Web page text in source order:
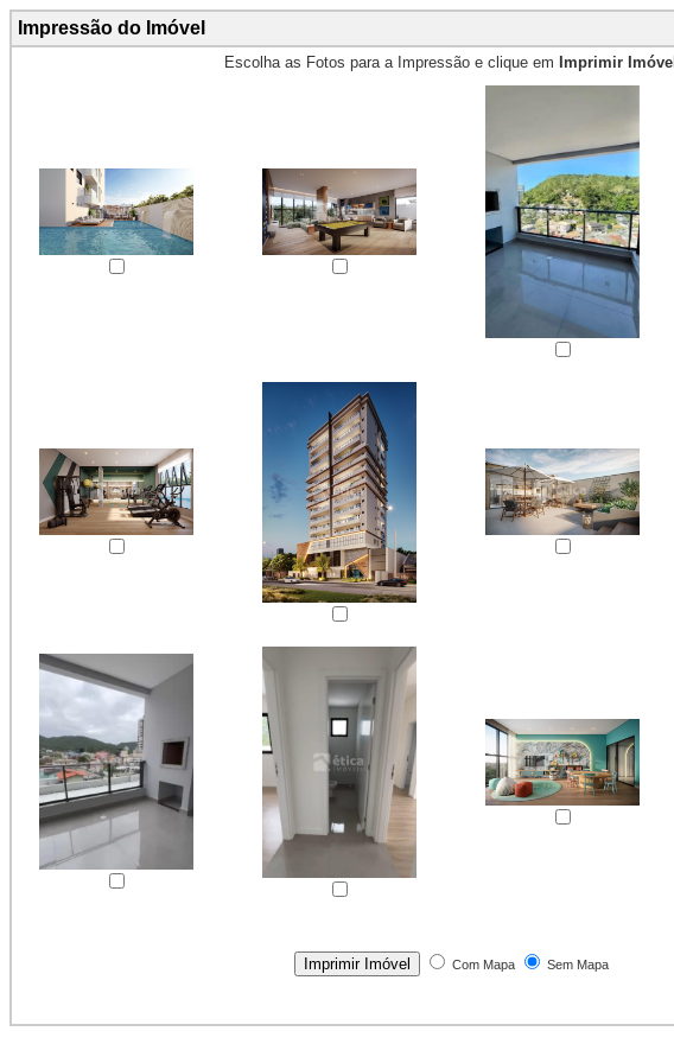
Impressão do Imóvel
Escolha as Fotos para a Impressão e clique em Imprimir Imóvel
Com Mapa Sem Mapa